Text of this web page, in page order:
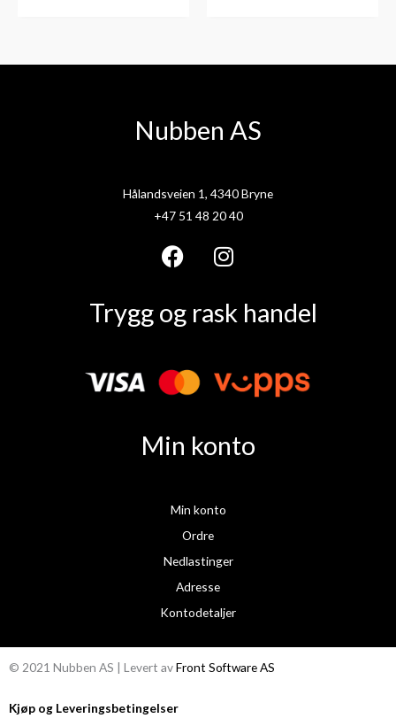
Nubben AS
Hålandsveien 1, 4340 Bryne
+47 51 48 20 40
F
c
b
o
I
n
s
g
m
Trygg og rask handel
Min konto
Min konto
Ordre
Nedlastinger
Adresse
Kontodetaljer
© 2021 Nubben AS | Levert avFront Software AS
Kjøp og Leveringsbetingelser